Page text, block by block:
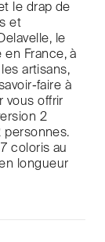
le drap de
et
le
France, à
artisans,
faire à
vous offrir
2
personnes.
coloris au
longueur